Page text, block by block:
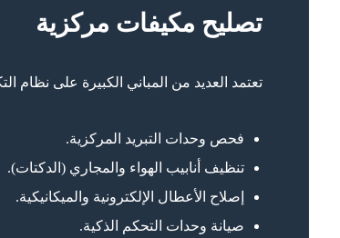
تصليح مكيفات مركزية
تعتمد العديد من المباني الكبيرة على
فحص وحدات التبريد المركزية.
تنظيف أنابيب الهواء والمجاري (الدكتات).
إصلاح الأعطال الإلكترونية والميكانيكية.
صيانة وحدات التحكم الذكية.